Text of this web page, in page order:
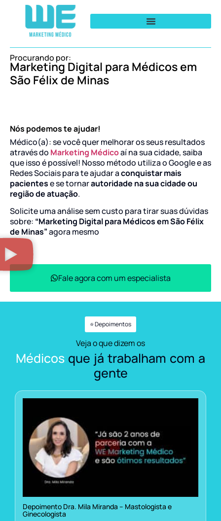
Procurando por:
Marketing Digital para Médicos em
São Félix de Minas
Nós podemos te ajudar!
Médico(a): se você quer melhorar os seus resultados
através do Marketing Médicoaí na sua cidade, saiba
que isso é possível! Nosso método utiliza o Google e as
Redes Sociais para te ajudar aconquistar mais
pacientese se tornarautoridade na sua cidade ou
região de atuação.
Solicite uma análise sem custo para tirar suas dúvidas
sobre: “Marketing Digital para Médicos em São Félix
de Minas”agora mesmo
Fale agora com um especialista
⭐ Depoimentos
Veja o que dizem os
Médicos que já trabalham com a
gente
Depoimento Dra. Mila Miranda – Mastologista e
Ginecologista